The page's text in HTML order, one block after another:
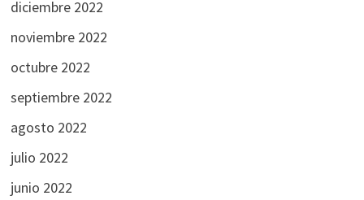
diciembre 2022
noviembre 2022
octubre 2022
septiembre 2022
agosto 2022
julio 2022
junio 2022